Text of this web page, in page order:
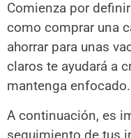
Comienza por
como comprar una
ahorrar para unas
claros te ayudará a
mantenga enfocado.
A continuación, es
seguimiento de tus